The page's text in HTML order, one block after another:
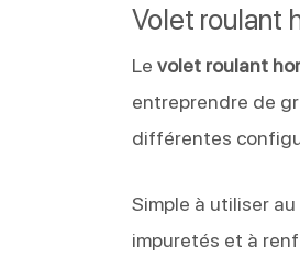
Volet roulant
Levolet roulant
entreprendre de
différentes
Simple à utiliser
impuretés et à